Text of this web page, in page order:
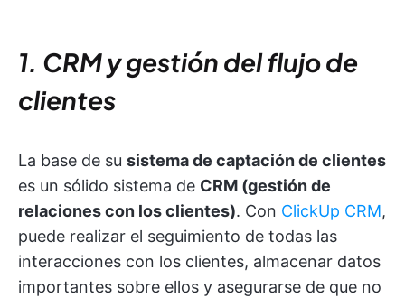
1. CRM y gestión del flujo de
clientes
La base de su sistema de captación de clientes
es un sólido sistema de CRM (gestión de
relaciones con los clientes). Con ClickUp CRM,
puede realizar el seguimiento de todas las
interacciones con los clientes, almacenar datos
importantes sobre ellos y asegurarse de que no